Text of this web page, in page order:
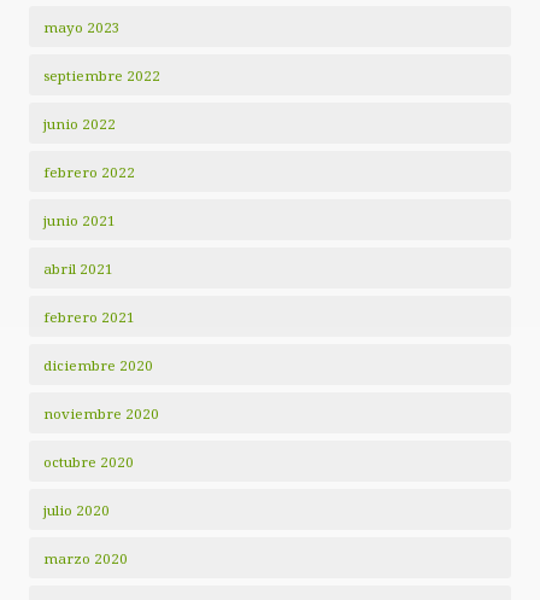
mayo 2023
septiembre 2022
junio 2022
febrero 2022
junio 2021
abril 2021
febrero 2021
diciembre 2020
noviembre 2020
octubre 2020
julio 2020
marzo 2020